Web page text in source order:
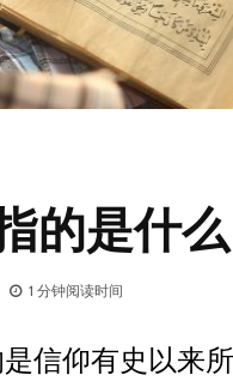
的是什么
1 分钟阅读时间
信仰有史以来